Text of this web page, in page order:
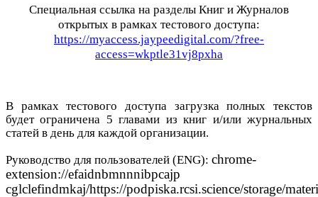
Специальная ссылка на разделы Книг и Журналов
открытых в рамках тестового доступа:
https://myaccess.jaypeedigital.com/?free-
access=wkptle31vj8pxha
В рамках тестового доступа загрузка полных текстов
будет ограничена 5 главами из книг и/или журнальных
статей в день для каждой организации.
Руководство для пользователей (ENG): chrome-
extension://efaidnbmnnnibpcajp
cglclefindmkaj/https://podpiska.rcsi.science/storage/